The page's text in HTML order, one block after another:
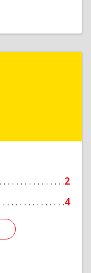
2
4
Подробнее